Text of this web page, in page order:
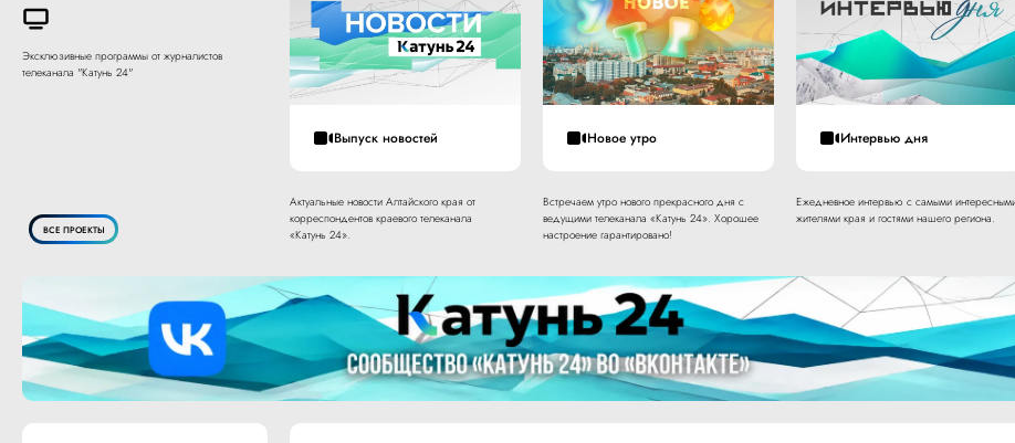
Эксклюзивные программы от журналистов
телеканала "Катунь 24"
ВСЕ ПРОЕКТЫ
Выпуск новостей
Актуальные новости Алтайского края от
корреспондентов краевого телеканала
«Катунь 24».
Новое утро
Встречаем утро нового прекрасного дня с
ведущими телеканала «Катунь 24». Хорошее
настроение гарантировано!
Интервью дня
Ежедневное интервью с самыми
жителями края и гостями нашего региона.